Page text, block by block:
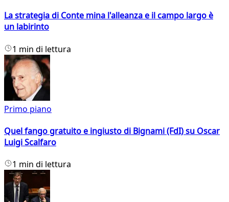
La strategia di Conte mina l'alleanza e il campo largo è
un labirinto
1 min di lettura
Primo piano
Quel fango gratuito e ingiusto di Bignami (FdI) su Oscar
Luigi Scalfaro
1 min di lettura